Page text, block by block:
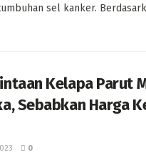
sel kanker.
Kelapa Parut
Sebabkan Harga
0